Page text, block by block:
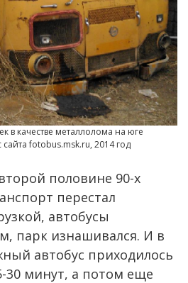
в качестве металлолома на юге
fotobus.msk.ru, 2014 год
половине 90-х
перестал
автобусы
парк изнашивался. И в
автобус приходилось
30 минут, а потом еще